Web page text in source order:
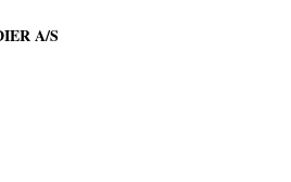
A/S